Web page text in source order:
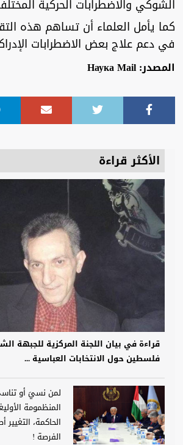
الشوكي والاضطرابات الحركية
كما يأمل العلماء أن تساهم هذه
في دعم علاج بعض الاضطرابات
المصدر: Наука Mail
الأكثر قراءة
قراءة في بيان اللجنة المركزية للجبهة
فلسطين حول الانتخابات العباسية ...
لمن نسيَ أو
المنظمومة
الحاكمة،
الفرصة !